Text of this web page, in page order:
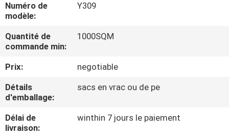
CONTRÔLE
DE
QUALITÉ
CONTACTEZ-
NOUS
BLOG
Numéro de
modèle:
Y309
Quantité de
commande min:
1000SQM
Prix:
negotiable
Détails
d'emballage:
sacs en vrac ou de pe
Délai de
livraison:
winthin 7 jours le paiement